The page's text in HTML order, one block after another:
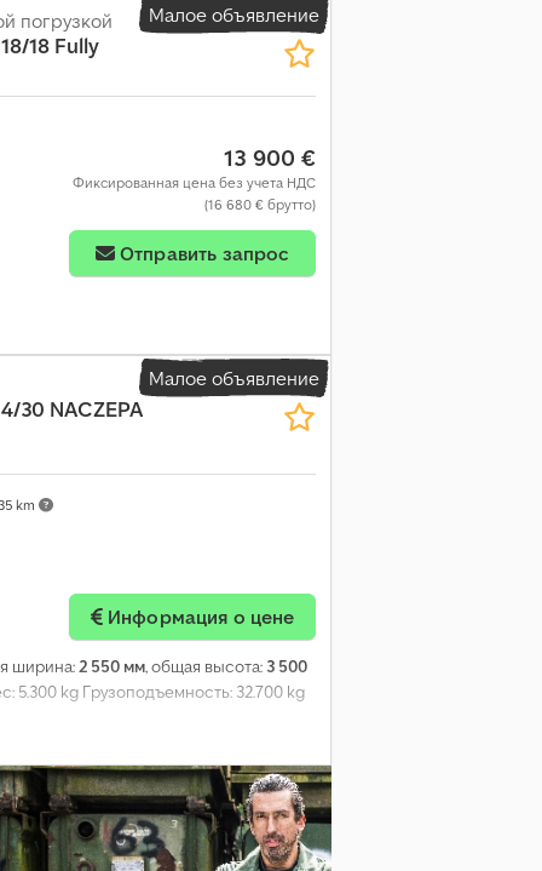
Малое объявление
погрузкой
18 Fully
13 900 €
Фиксированная цена без учета НДС
(16 680 € брутто)
Отправить запрос
Малое объявление
km
30 NACZEPA
Информация о цене
ширина:2 550 мм, общая высота: 3 500
5.300 kg Грузоподъемность: 32.700 kg